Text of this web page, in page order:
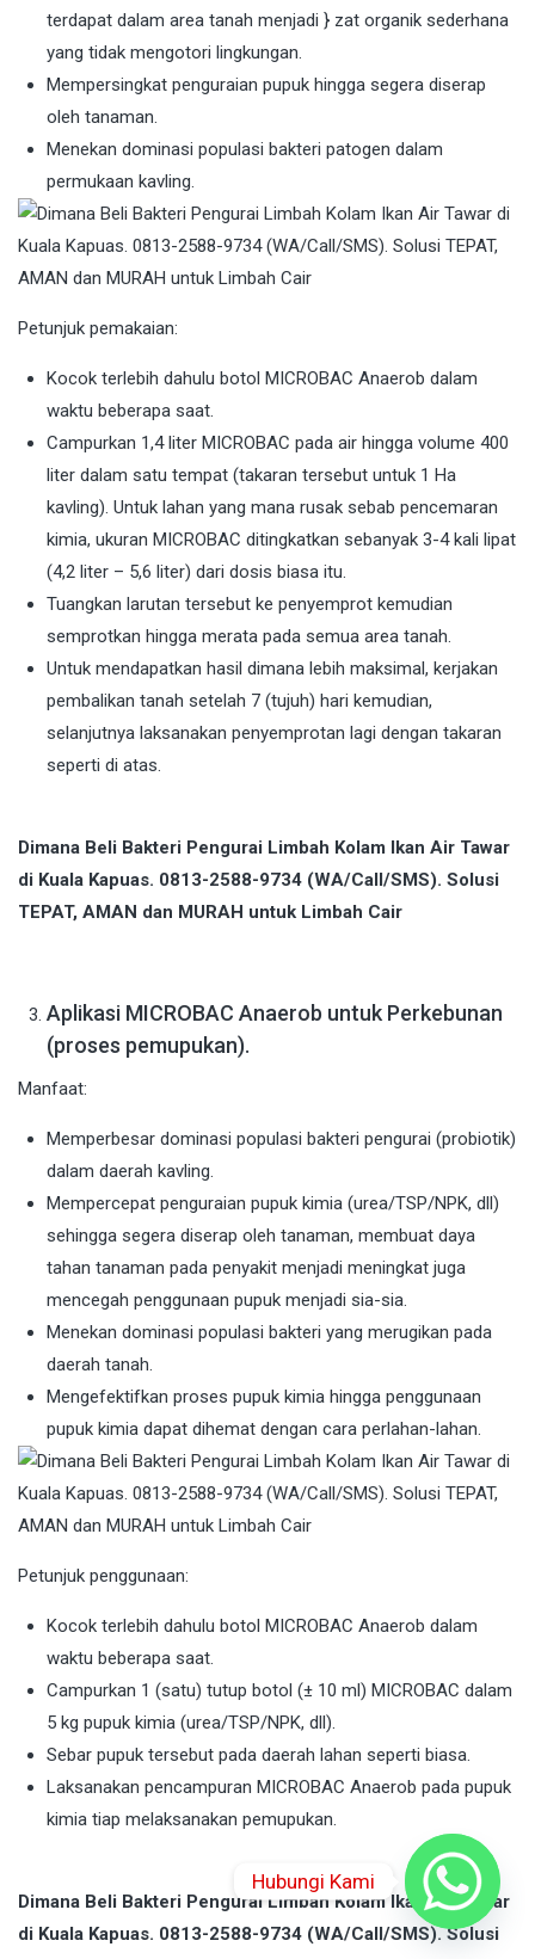
terdapat dalam area tanah menjadi } zat organik sederhana
yang tidak mengotori lingkungan.
Mempersingkat penguraian pupuk hingga segera diserap
oleh tanaman.
Menekan dominasi populasi bakteri patogen dalam
permukaan kavling.
Petunjuk pemakaian:
Kocok terlebih dahulu botol MICROBAC Anaerob dalam
waktu beberapa saat.
Campurkan 1,4 liter MICROBAC pada air hingga volume 400
liter dalam satu tempat (takaran tersebut untuk 1 Ha
kavling). Untuk lahan yang mana rusak sebab pencemaran
kimia, ukuran MICROBAC ditingkatkan sebanyak 3-4 kali lipat
(4,2 liter – 5,6 liter) dari dosis biasa itu.
Tuangkan larutan tersebut ke penyemprot kemudian
semprotkan hingga merata pada semua area tanah.
Untuk mendapatkan hasil dimana lebih maksimal, kerjakan
pembalikan tanah setelah 7 (tujuh) hari kemudian,
selanjutnya laksanakan penyemprotan lagi dengan takaran
seperti di atas.
Dimana Beli Bakteri Pengurai Limbah Kolam Ikan Air Tawar
di Kuala Kapuas. 0813-2588-9734 (WA/Call/SMS). Solusi
TEPAT, AMAN dan MURAH untuk Limbah Cair
Aplikasi MICROBAC Anaerob untuk Perkebunan
(proses pemupukan).
Manfaat:
Memperbesar dominasi populasi bakteri pengurai (probiotik)
dalam daerah kavling.
Mempercepat penguraian pupuk kimia (urea/TSP/NPK, dll)
sehingga segera diserap oleh tanaman, membuat daya
tahan tanaman pada penyakit menjadi meningkat juga
mencegah penggunaan pupuk menjadi sia-sia.
Menekan dominasi populasi bakteri yang merugikan pada
daerah tanah.
Mengefektifkan proses pupuk kimia hingga penggunaan
pupuk kimia dapat dihemat dengan cara perlahan-lahan.
Petunjuk penggunaan:
Kocok terlebih dahulu botol MICROBAC Anaerob dalam
waktu beberapa saat.
Campurkan 1 (satu) tutup botol (± 10 ml) MICROBAC dalam
5 kg pupuk kimia (urea/TSP/NPK, dll).
Sebar pupuk tersebut pada daerah lahan seperti biasa.
Laksanakan pencampuran MICROBAC Anaerob pada pupuk
kimia tiap melaksanakan pemupukan.
Dimana Beli Bakteri Pengurai Limbah Kolam Ikan Air Tawar
di Kuala Kapuas. 0813-2588-9734 (WA/Call/SMS). Solusi
Hubungi Kami